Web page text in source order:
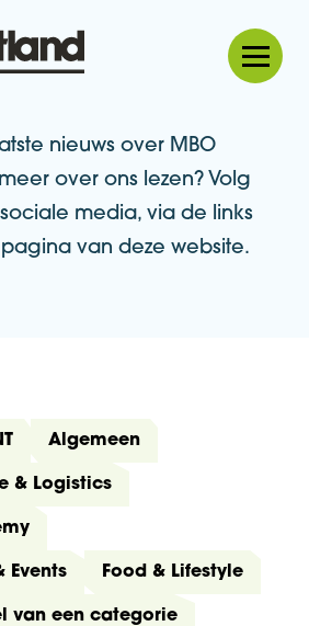
MBO Westland
nieuws over MBO
over ons lezen? Volg
media, via de links
van deze website.
Algemeen
& Logistics
Events Food & Lifestyle
van een categorie